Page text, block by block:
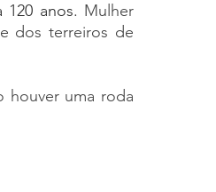
120 anos. Mulher
dos terreiros de
houver uma roda